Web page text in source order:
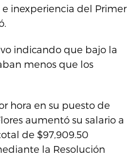
inexperiencia del Primer
indicando que bajo la
menos que los
hora en su puesto de
aumentó su salario a
de $97,909.50
la Resolución